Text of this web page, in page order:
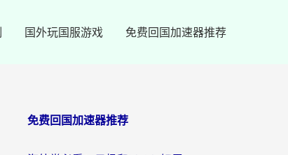
国外玩国服游戏 免费回国加速器推荐
免费回国加速器推荐